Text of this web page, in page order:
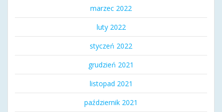
marzec 2022
luty 2022
styczeń 2022
grudzień 2021
listopad 2021
październik 2021